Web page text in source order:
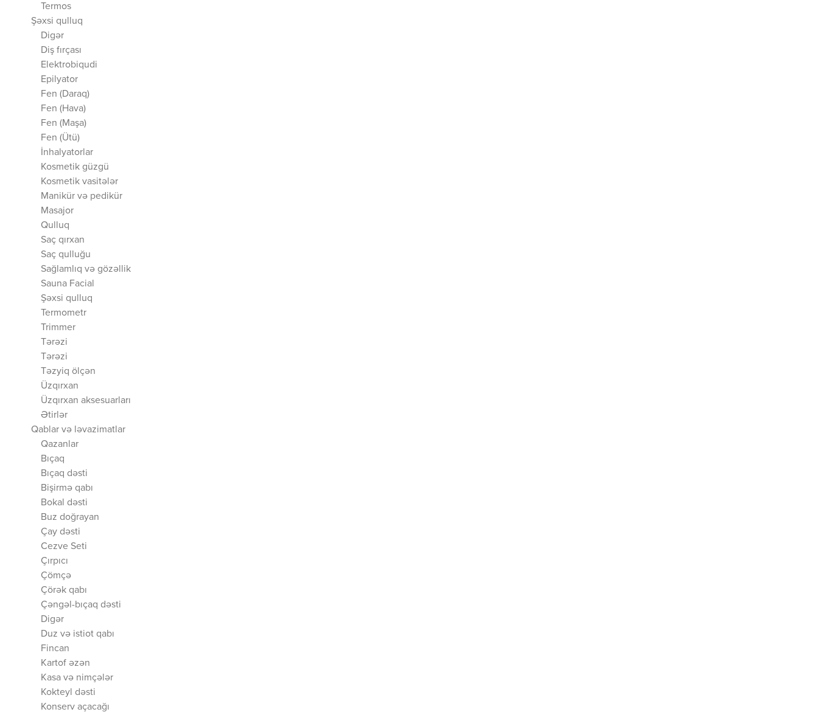
Termos
Şəxsi qulluq
Digər
Diş fırçası
Elektrobiqudi
Epilyator
Fen (Daraq)
Fen (Hava)
Fen (Maşa)
Fen (Ütü)
İnhalyatorlar
Kosmetik güzgü
Kosmetik vasitələr
Manikür və pedikür
Masajor
Qulluq
Saç qırxan
Saç qulluğu
Sağlamlıq və gözəllik
Sauna Facial
Şəxsi qulluq
Termometr
Trimmer
Tərəzi
Tərəzi
Təzyiq ölçən
Üzqırxan
Üzqırxan aksesuarları
Ətirlər
Qablar və ləvazimatlar
Qazanlar
Bıçaq
Bıçaq dəsti
Bişirmə qabı
Bokal dəsti
Buz doğrayan
Çay dəsti
Cezve Seti
Çırpıcı
Çömçə
Çörək qabı
Çəngəl-bıçaq dəsti
Digər
Duz və istiot qabı
Fincan
Kartof əzən
Kasa və nimçələr
Kokteyl dəsti
Konserv açacağı